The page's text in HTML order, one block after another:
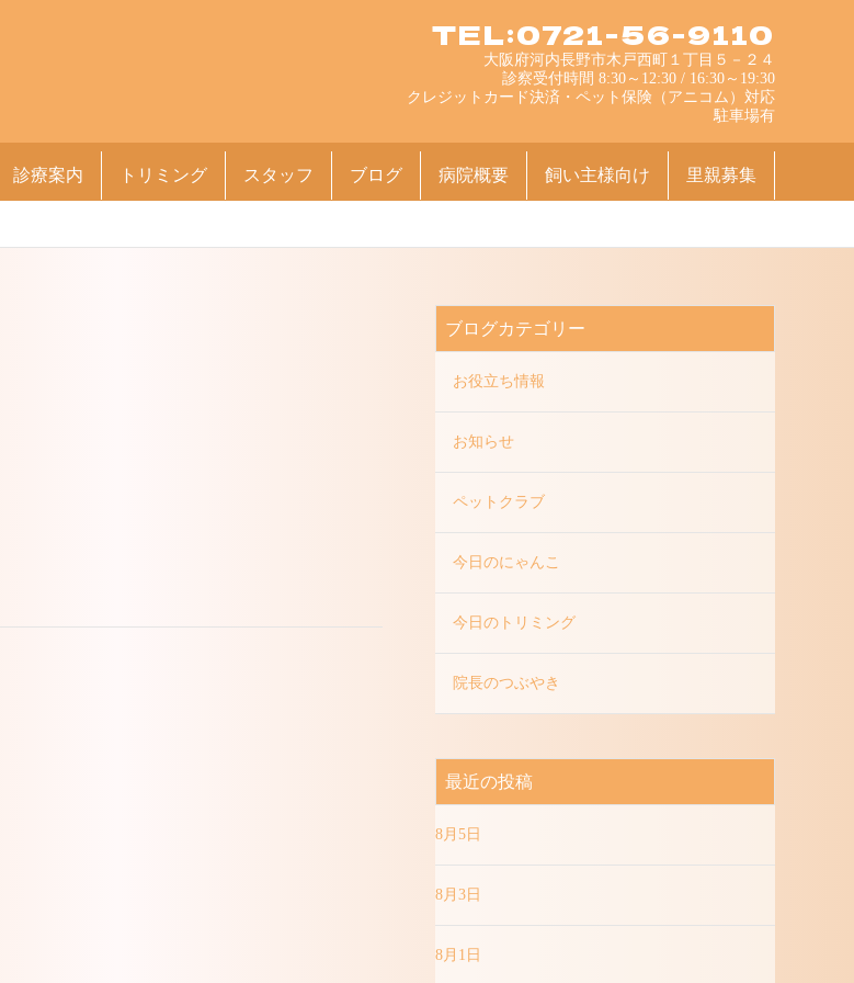
TEL:0721-56-9110
大阪府河内長野市木戸西町１丁目５－２４
診察受付時間 8:30～12:30 / 16:30～19:30
クレジットカード決済・ペット保険（アニコム）対応
駐車場有
診療案内 トリミング スタッフ ブログ 病院概要 飼い主様向け 里親募集
ブログカテゴリー
お役立ち情報
お知らせ
ペットクラブ
今日のにゃんこ
今日のトリミング
院長のつぶやき
最近の投稿
8月5日
8月3日
8月1日